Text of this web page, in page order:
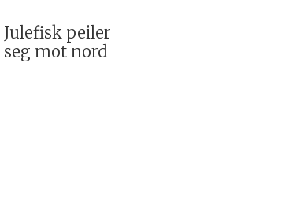
Julefisk peiler
seg mot nord